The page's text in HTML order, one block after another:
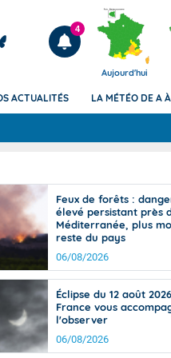
Articles
4
Aujourd'hui
de
Phénomènes
Avertissement
des communes (Apic)
Bulletins Marine
d'avalanche
Météo des forêts
Vigicrues
ACTUALITÉS LA MÉTÉO DE A
Feux de forêts :
élevé persistant près
Méditerranée, plus
reste du pays
06/08/2026
Éclipse du 12 août
France vous
l'observer
06/08/2026